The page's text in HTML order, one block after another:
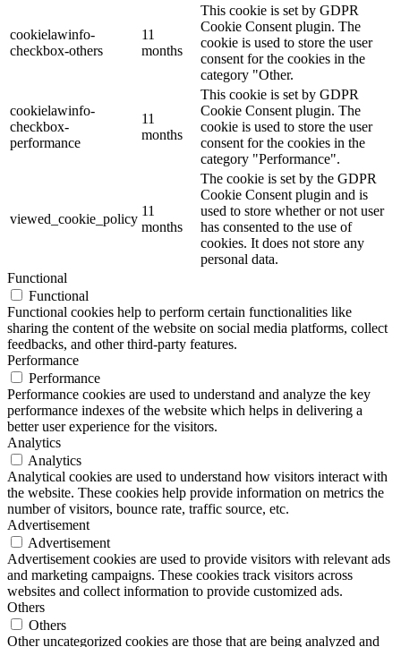
cookielawinfo-
checkbox-others
11
months
This cookie is set by GDPR
Cookie Consent plugin. The
cookie is used to store the user
consent for the cookies in the
category "Other.
cookielawinfo-
checkbox-
performance
11
months
This cookie is set by GDPR
Cookie Consent plugin. The
cookie is used to store the user
consent for the cookies in the
category "Performance".
viewed_cookie_policy
11
months
The cookie is set by the GDPR
Cookie Consent plugin and is
used to store whether or not user
has consented to the use of
cookies. It does not store any
personal data.
Functional
Functional
Functional cookies help to perform certain functionalities like
sharing the content of the website on social media platforms, collect
feedbacks, and other third-party features.
Performance
Performance
Performance cookies are used to understand and analyze the key
performance indexes of the website which helps in delivering a
better user experience for the visitors.
Analytics
Analytics
Analytical cookies are used to understand how visitors interact with
the website. These cookies help provide information on metrics the
number of visitors, bounce rate, traffic source, etc.
Advertisement
Advertisement
Advertisement cookies are used to provide visitors with relevant ads
and marketing campaigns. These cookies track visitors across
websites and collect information to provide customized ads.
Others
Others
Other uncategorized cookies are those that are being analyzed and